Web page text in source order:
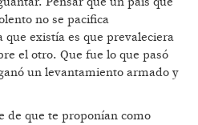
no se pacifica
existía es que prevaleciera
el otro. Que fue lo que pasó
un levantamiento armado y
de que te proponían como